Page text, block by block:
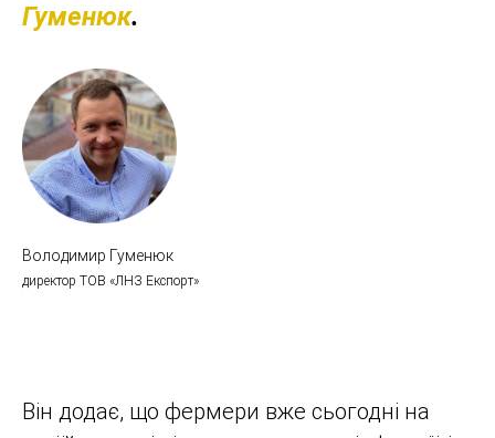
Гуменюк.
Володимир Гуменюк
директор ТОВ «ЛНЗ Експорт»
Він додає, що фермери вже сьогодні на